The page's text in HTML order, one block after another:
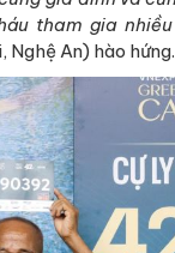
tham gia nhiều
An) hào hứng.